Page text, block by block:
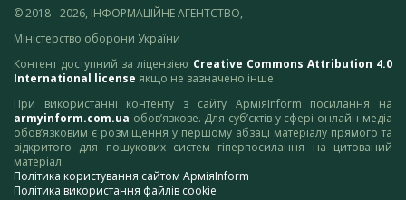
© 2018 - 2026, ІНФОРМАЦІЙНЕ АГЕНТСТВО,
Міністерство оборони України
Контент доступний за ліцензією Creative Commons Attribution 4.0
International license якщо не зазначено інше.
При використанні контенту з сайту АрміяInform посилання на
armyinform.com.ua обов’язкове. Для суб’єктів у сфері онлайн-медіа
обов’язковим є розміщення у першому абзаці матеріалу прямого та
відкритого для пошукових систем гіперпосилання на цитований
матеріал.
Політика користування сайтом АрміяInform
Політика використання файлів cookie